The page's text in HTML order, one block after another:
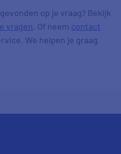
op je vraag? Bekijk
vragen. Of neem contact
We helpen je graag